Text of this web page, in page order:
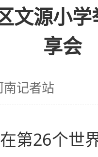
文源小
享会
记者站
26个世